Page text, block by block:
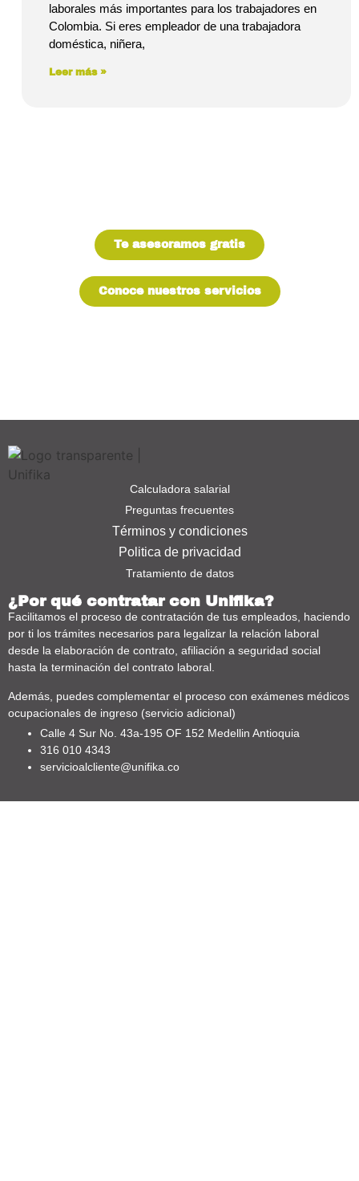
laborales más importantes para los trabajadores en
Colombia. Si eres empleador de una trabajadora
doméstica, niñera,
Leer más »
Te asesoramos gratis
Conoce nuestros servicios
Calculadora salarial
Preguntas frecuentes
Términos y condiciones
Politica de privacidad
Tratamiento de datos
¿Por qué contratar con Unifika?
Facilitamos el proceso de contratación de tus empleados, haciendo
por ti los trámites necesarios para legalizar la relación laboral
desde la elaboración de contrato, afiliación a seguridad social
hasta la terminación del contrato laboral.
Además, puedes complementar el proceso con exámenes médicos
ocupacionales de ingreso (servicio adicional)
Calle 4 Sur No. 43a-195 OF 152 Medellin Antioquia
316 010 4343
servicioalcliente@unifika.co